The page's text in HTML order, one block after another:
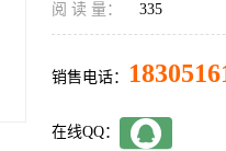
阅 读 量： 335
销售电话：
在线QQ：